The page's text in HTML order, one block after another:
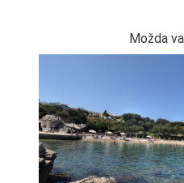
Možda